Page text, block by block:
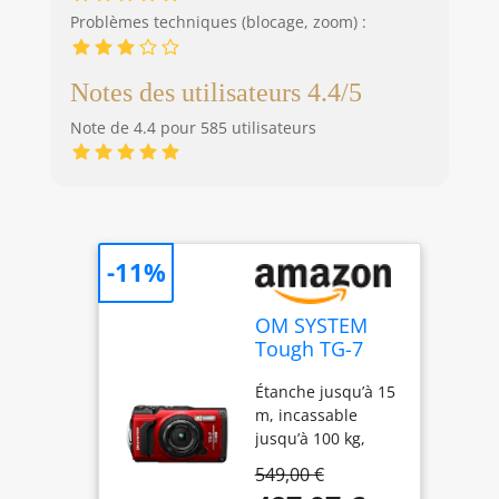
Problèmes techniques (blocage, zoom) :
Notes des utilisateurs 4.4/5
Note de 4.4 pour 585 utilisateurs
OM SYSTEM
Tough TG-7
Appareil Photo
Étanche 12 MP
et Vidéo 4K
Étanche jusqu’à 15
m, incassable
jusqu’à 100 kg,
température
549,00 €
-11%